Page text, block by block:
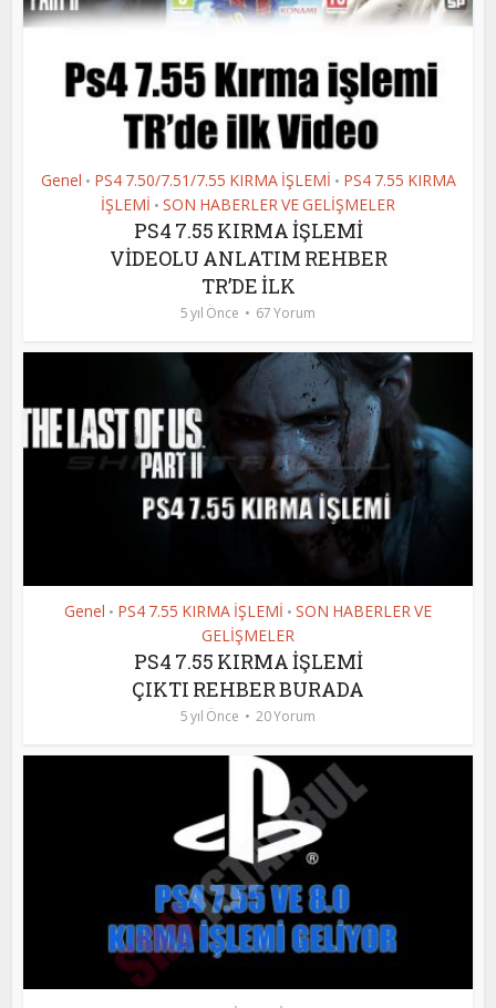
Genel • PS4 7.50/7.51/7.55 KIRMA İŞLEMİ • PS4 7.55 KIRMA
İŞLEMİ • SON HABERLER VE GELİŞMELER
PS4 7.55 KIRMA İŞLEMİ
VİDEOLU ANLATIM REHBER
TR’DE İLK
5 yıl Önce 67 Yorum
Genel • PS4 7.55 KIRMA İŞLEMİ • SON HABERLER VE
GELİŞMELER
PS4 7.55 KIRMA İŞLEMİ
ÇIKTI REHBER BURADA
5 yıl Önce 20 Yorum